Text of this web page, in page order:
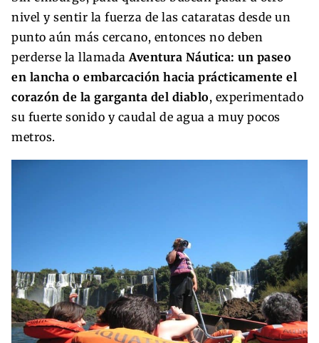
nivel y sentir la fuerza de las cataratas desde un
punto aún más cercano, entonces no deben
perderse la llamada Aventura Náutica: un paseo
en lancha o embarcación hacia prácticamente el
corazón de la garganta del diablo, experimentado
su fuerte sonido y caudal de agua a muy pocos
metros.